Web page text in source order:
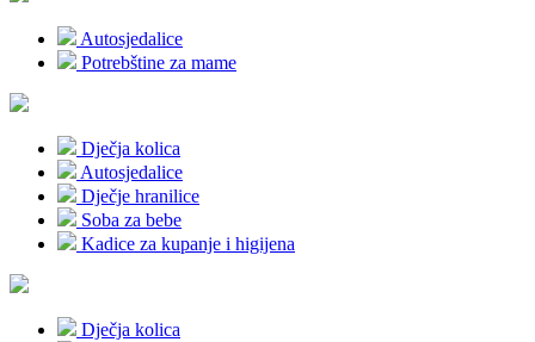
Autosjedalice
Potrebštine za mame
Dječja kolica
Autosjedalice
Dječje hranilice
Soba za bebe
Kadice za kupanje i higijena
Dječja kolica